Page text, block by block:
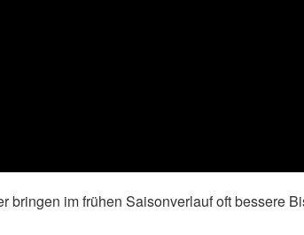
bringen im frühen Saisonverlauf oft bessere